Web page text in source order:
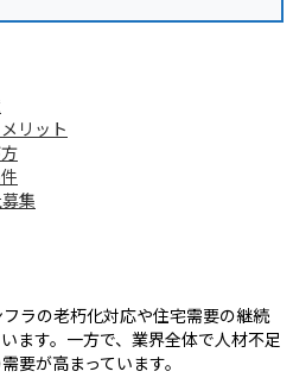
リット
集
ラの老朽化対応や住宅需要の継続
ます。一方で、業界全体で人材不足
要が高まっています。